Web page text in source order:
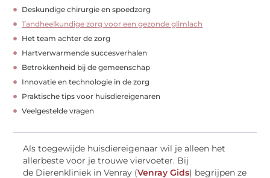
Deskundige chirurgie en spoedzorg
Tandheelkundige zorg voor een gezonde glimlach
Het team achter de zorg
Hartverwarmende succesverhalen
Betrokkenheid bij de gemeenschap
Innovatie en technologie in de zorg
Praktische tips voor huisdiereigenaren
Veelgestelde vragen
Als toegewijde huisdiereigenaar wil je alleen het
allerbeste voor je trouwe viervoeter. Bij
de Dierenkliniek in Venray (Venray Gids) begrijpen ze